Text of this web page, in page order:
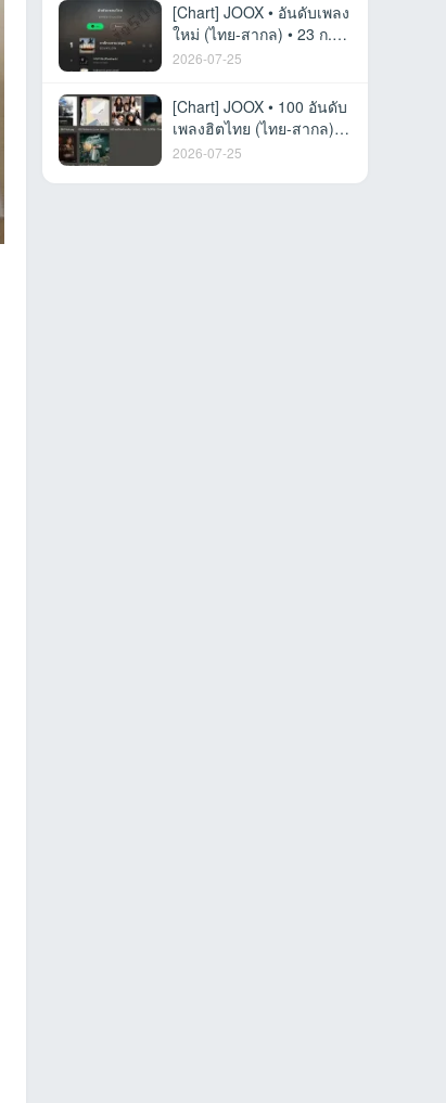
[Chart] JOOX • อันดับเพลง
ใหม่ (ไทย-สากล) • 23 ก.ค.
69 [320 kbps]
2026-07-25
[Chart] JOOX • 100 อันดับ
เพลงฮิตไทย (ไทย-สากล) •
23 ก.ค. 69 [320 kbps]
2026-07-25